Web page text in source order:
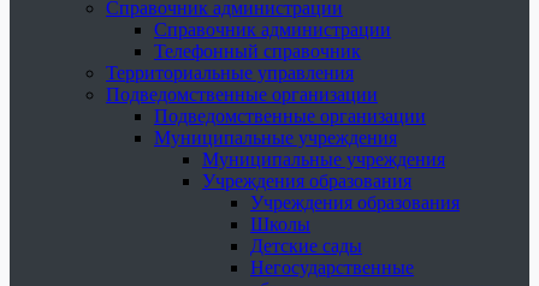
Справочник администрации
Справочник администрации
Телефонный справочник
Территориальные управления
Подведомственные организации
Подведомственные организации
Муниципальные учреждения
Муниципальные учреждения
Учреждения образования
Учреждения образования
Школы
Детские сады
Негосударственные